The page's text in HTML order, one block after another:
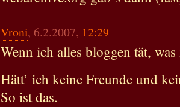
Vroni, 6.2.2007, 12:29
Wenn ich alles bloggen tät,
Hätt’ ich keine Freunde und
So ist das.